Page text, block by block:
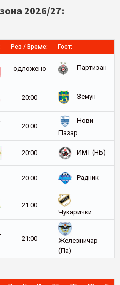
2026/27:
Рез / Време: Гост:
oдложено
Партизан
20:00
Земун
20:00
Нови
Пазар
20:00 ИМТ (НБ)
20:00 Радник
21:00
Чукарички
21:00
Железничар
(Па)